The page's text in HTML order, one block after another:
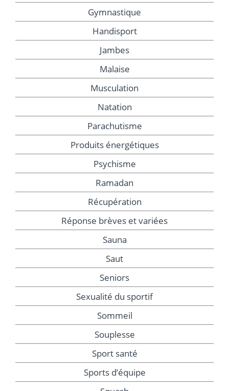
Gymnastique
Handisport
Jambes
Malaise
Musculation
Natation
Parachutisme
Produits énergétiques
Psychisme
Ramadan
Récupération
Réponse brèves et variées
Sauna
Saut
Seniors
Sexualité du sportif
Sommeil
Souplesse
Sport santé
Sports d’équipe